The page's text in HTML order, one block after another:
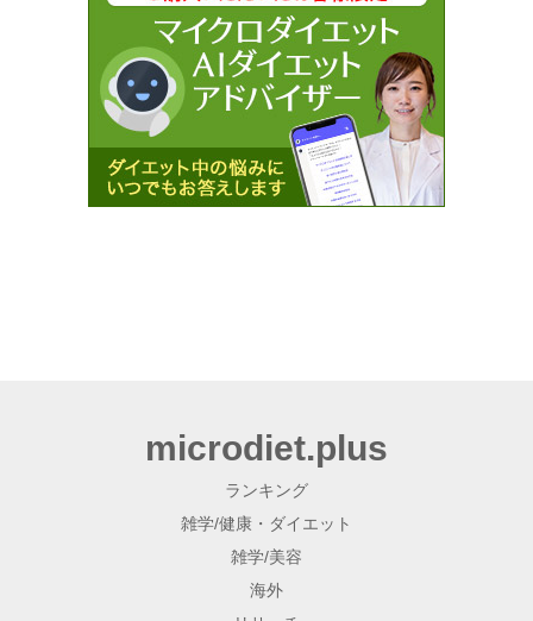
microdiet.plus
ランキング
雑学/健康・ダイエット
雑学/美容
海外